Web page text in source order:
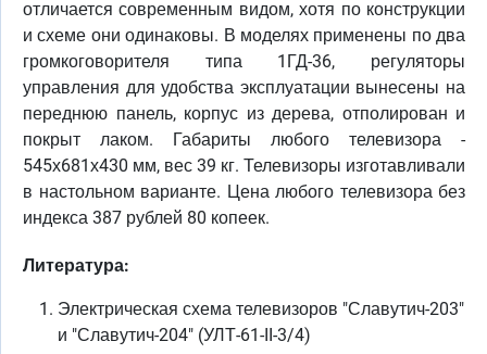
отличается современным видом, хотя по конструкции
и схеме они одинаковы. В моделях применены по два
громкоговорителя типа 1ГД-36, регуляторы
управления для удобства эксплуатации вынесены на
переднюю панель, корпус из дерева, отполирован и
покрыт лаком. Габариты любого телевизора -
545х681х430 мм, вес 39 кг. Телевизоры изготавливали
в настольном варианте. Цена любого телевизора без
индекса 387 рублей 80 копеек.
Литература:
Электрическая схема телевизоров "Славутич-203"
и "Славутич-204" (УЛТ-61-II-3/4)